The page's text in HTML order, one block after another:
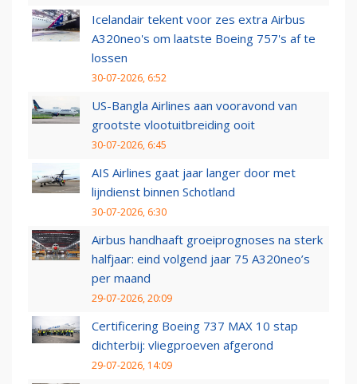
Icelandair tekent voor zes extra Airbus
A320neo's om laatste Boeing 757's af te
lossen
30-07-2026, 6:52
US-Bangla Airlines aan vooravond van
grootste vlootuitbreiding ooit
30-07-2026, 6:45
AIS Airlines gaat jaar langer door met
lijndienst binnen Schotland
30-07-2026, 6:30
Airbus handhaaft groeiprognoses na sterk
halfjaar: eind volgend jaar 75 A320neo’s
per maand
29-07-2026, 20:09
Certificering Boeing 737 MAX 10 stap
dichterbij: vliegproeven afgerond
29-07-2026, 14:09